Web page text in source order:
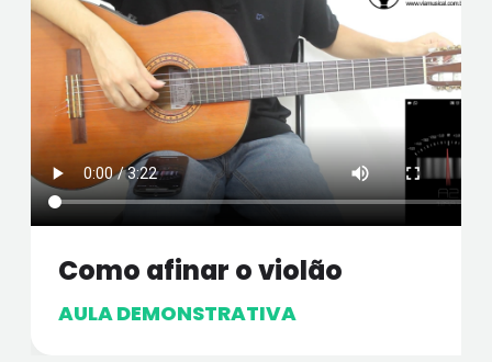
Como afinar o violão
AULA DEMONSTRATIVA